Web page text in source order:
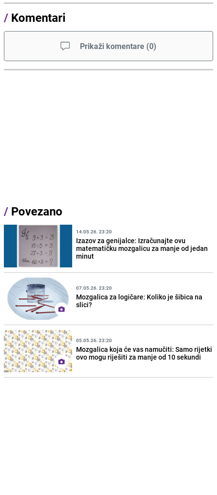
/ Komentari
Prikaži komentare (0)
/ Povezano
14.05.26. 23:20
Izazov za genijalce: Izračunajte ovu
matematičku mozgalicu za manje od jedan
minut
07.05.26. 23:20
Mozgalica za logičare: Koliko je šibica na
slici?
05.05.26. 23:20
Mozgalica koja će vas namučiti: Samo rijetki
ovo mogu riješiti za manje od 10 sekundi